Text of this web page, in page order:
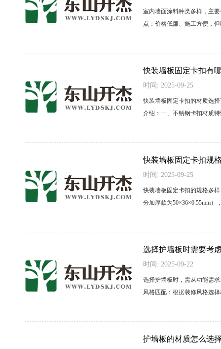
室内墙面涂料种类多样，主
点：价格低廉、施工方便，
快装墙板固定卡扣有
时间: 2025-09-25
快装墙板固定卡扣的材质选
介绍：一、不锈钢卡扣材质
快装墙板固定卡扣规
时间: 2025-09-25
快装墙板固定卡扣的规格多
分加厚款为50×36×0.55mm）
选择护墙板时需要考
时间: 2025-09-22
选择护墙板时，需从功能需
风格匹配：根据装修风格选
护墙板的材质怎么选